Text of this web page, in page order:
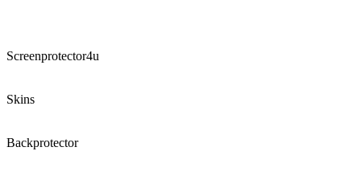
Screenprotector4u
Skins
Backprotector